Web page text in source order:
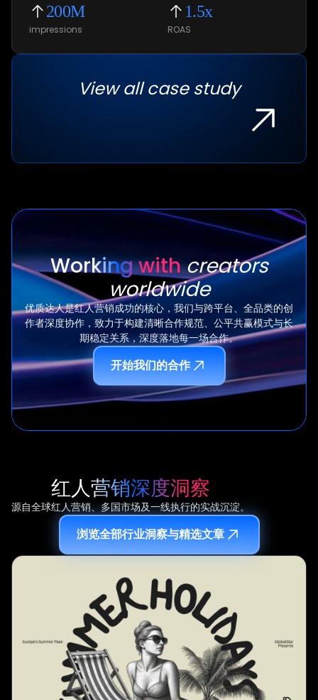
200M
impressions
1.5x
ROAS
View all case study
Working withcreators
worldwide
优质达人是红人营销成功的核心，我们与跨平台、全品类的创
作者深度协作，致力于构建清晰合作规范、公平共赢模式与长
期稳定关系，深度落地每一场合作。
开始我们的合作
红人营销深度洞察
源自全球红人营销、多国市场及一线执行的实战沉淀。
浏览全部行业洞察与精选文章